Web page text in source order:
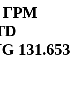
ГРМ
131.653